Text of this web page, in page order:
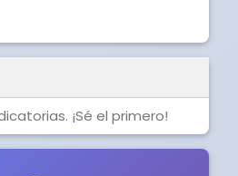
¡Sé el primero!